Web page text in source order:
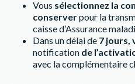
Vous sélectionnez la
conserverpour la
caisse d’Assurance
Dans un délai de 7 jours,
notification de
avec la complémentaire